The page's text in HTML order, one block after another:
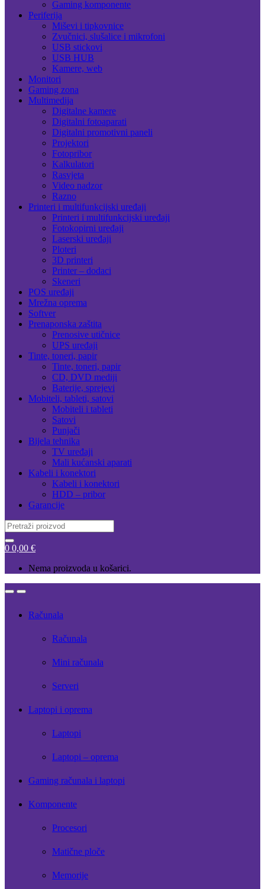
Gaming komponente
Periferija
Miševi i tipkovnice
Zvučnici, slušalice i mikrofoni
USB stickovi
USB HUB
Kamere, web
Monitori
Gaming zona
Multimedija
Digitalne kamere
Digitalni fotoaparati
Digitalni promotivni paneli
Projektori
Fotopribor
Kalkulatori
Rasvjeta
Video nadzor
Razno
Printeri i multifunkcijski uređaji
Printeri i multifunkcijski uređaji
Fotokopirni uređaji
Laserski uređaji
Ploteri
3D printeri
Printer – dodaci
Skeneri
POS uređaji
Mrežna oprema
Softver
Prenaponska zaštita
Prenosive utičnice
UPS uređaji
Tinte, toneri, papir
Tinte, toneri, papir
CD, DVD mediji
Baterije, sprejevi
Mobiteli, tableti, satovi
Mobiteli i tableti
Satovi
Punjači
Bijela tehnika
TV uređaji
Mali kućanski aparati
Kabeli i konektori
Kabeli i konektori
HDD – pribor
Garancije
Search
for:
0 0,00 €
Nema proizvoda u košarici.
OpenClose
Računala
Računala
Mini računala
Serveri
Laptopi i oprema
Laptopi
Laptopi – oprema
Gaming računala i laptopi
Komponente
Procesori
Matične ploče
Memorije